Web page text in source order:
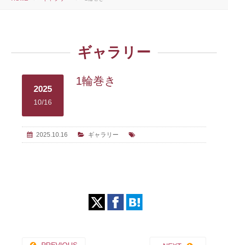
ギャラリー
2025
10/16
1輪巻き
2025.10.16 ギャラリー